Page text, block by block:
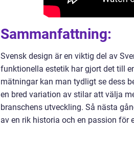
Sammanfattning:
Svensk design är en viktig del av
funktionella estetik har gjort det till
mätningar kan man tydligt se dess
en bred variation av stilar att välja
branschens utveckling. Så nästa
av en rik historia och en passion för